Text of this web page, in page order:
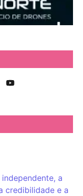
a
credibilidade e a